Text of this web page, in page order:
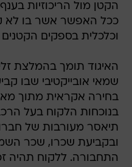
הקטן מול הריכוזיות
ככל האפשר אשר בו לא
וכלכלית בספקים
האיגוד תומך בהמלצת
שמאי אובייקטיבי שבו
בחירה אקראית מתוך
בנוכחות הלקוח בעל
תיאסר מעורבות של
ובקביעת שכרו, שכר
התחבורה. ללקוח תהיה